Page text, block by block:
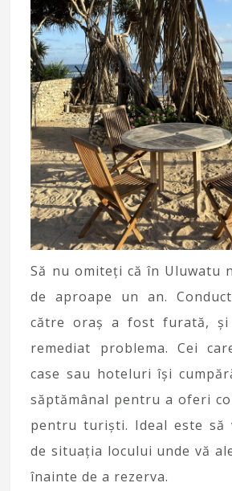
Să nu omiteți că în Uluwatu
de aproape un an.
către oraș a fost furată, și
remediat problema. Cei
case sau hoteluri își
săptămânal pentru a oferi
pentru turiști. Ideal este să
de situația locului unde vă
înainte de a rezerva.